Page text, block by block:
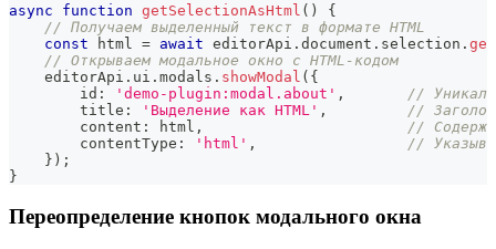
async
function getSelectionAsHtml ( )
{
// Получаем выделенный текст в формате HTML
const html = await editorApi . document . selection .
// Открываем модальное окно с HTML-кодом
    editorApi
. ui . modals . showModal ( {
        id
: 'demo-plugin:modal.about' ,
//
        title
: 'Выделение как HTML' ,
//
        content
: html ,
//
        contentType
: 'html' ,
//
} ) ;
}
Переопределение кнопок модального окна